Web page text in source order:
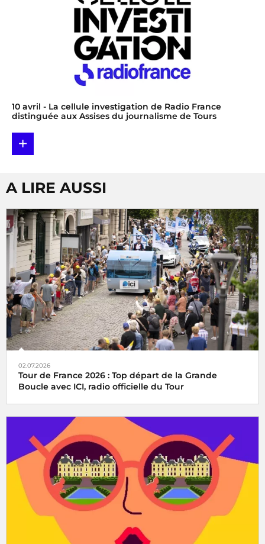
10 avril - La cellule investigation de Radio France
distinguée aux Assises du journalisme de Tours
+
A LIRE AUSSI
02.07.2026
Tour de France 2026 : Top départ de la Grande
Boucle avec ICI, radio officielle du Tour